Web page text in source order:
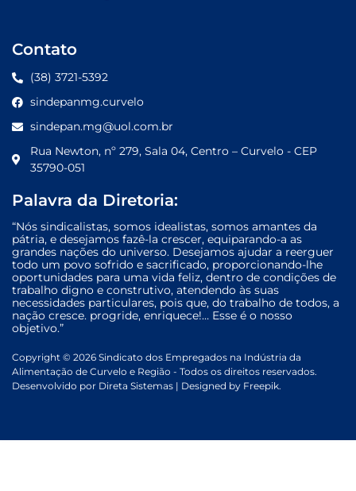
Contato
(38) 3721-5392
sindepanmg.curvelo
sindepan.mg@uol.com.br
Rua Newton, nº 279, Sala 04, Centro – Curvelo - CEP
35790-051
Palavra da Diretoria:
“Nós sindicalistas, somos idealistas, somos amantes da
pátria, e desejamos fazê-la crescer, equiparando-a as
grandes nações do universo. Desejamos ajudar a reerguer
todo um povo sofrido e sacrificado, proporcionando-lhe
oportunidades para uma vida feliz, dentro de condições de
trabalho digno e construtivo, atendendo às suas
necessidades particulares, pois que, do trabalho de todos, a
nação cresce. progride, enriquece!… Esse é o nosso
objetivo.”
Copyright © 2026 Sindicato dos Empregados na Indústria da
Alimentação de Curvelo e Região - Todos os direitos reservados.
Desenvolvido por Direta Sistemas | Designed by Freepik.